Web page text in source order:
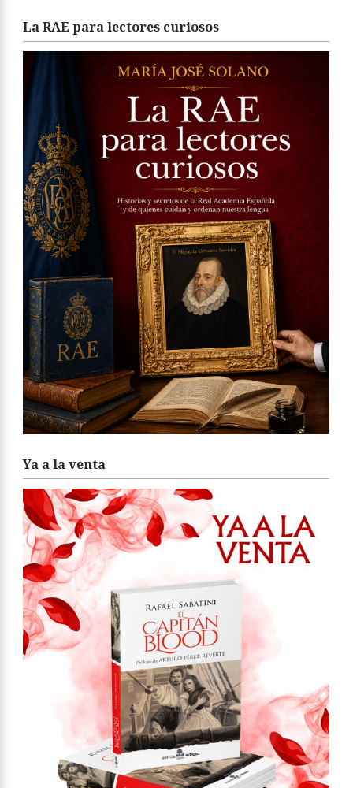
La RAE para lectores curiosos
Ya a la venta